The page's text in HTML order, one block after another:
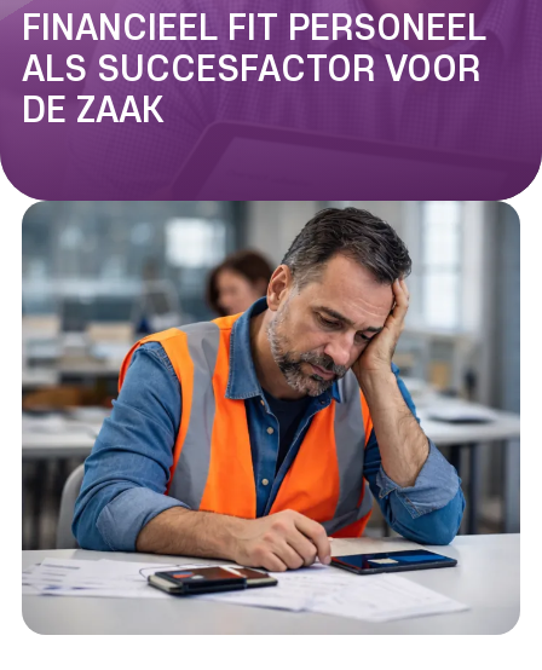
FINANCIEEL FIT PERSONEEL
ALS SUCCESFACTOR VOOR
DE ZAAK
Verzekeringen